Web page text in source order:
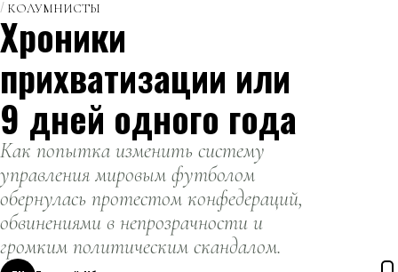
КОЛУМНИСТЫ
Хроники
прихватизации или
9 дней одного года
Как попытка изменить систему
управления мировым футболом
обернулась протестом конфедераций,
обвинениями в непрозрачности и
громким политическим скандалом.